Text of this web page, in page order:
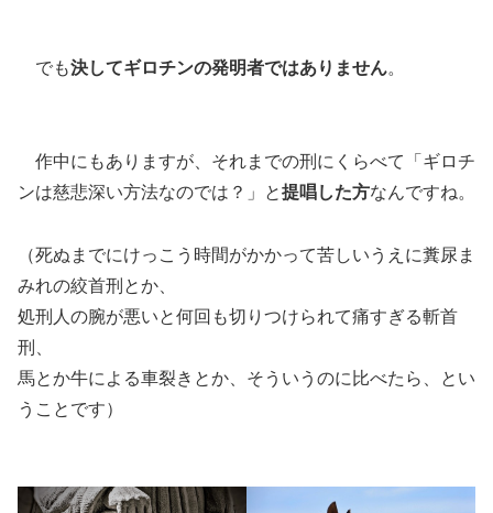
でも決してギロチンの発明者ではありません。
作中にもありますが、それまでの刑にくらべて「ギロチ
ンは慈悲深い方法なのでは？」と提唱した方なんですね。
（死ぬまでにけっこう時間がかかって苦しいうえに糞尿ま
みれの絞首刑とか、
処刑人の腕が悪いと何回も切りつけられて痛すぎる斬首
刑、
馬とか牛による車裂きとか、そういうのに比べたら、とい
うことです）